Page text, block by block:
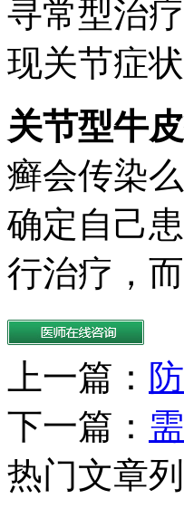
寻常型治
现关节症
关节型牛
癣会传染
确定自己
行治疗，
上一篇：
下一篇：
热门文章